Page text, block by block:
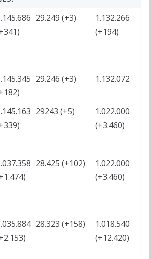
29.249 (+3)
1.132.266
(+194)
29.246 (+3) 1.132.072
29243 (+5)
1.022.000
(+3.460)
28.425 (+102)
1.022.000
(+3.460)
28.323 (+158)
1.018.540
(+12.420)